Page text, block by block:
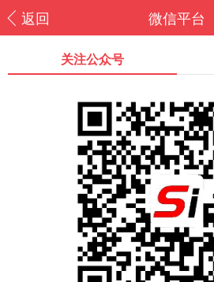
返回 微信平台
关注公众号